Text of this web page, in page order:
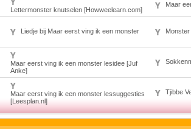
Lettermonster knutselen [Howweelearn.com]
Maar
Liedje bij Maar eerst ving ik een monster
Maar eerst ving ik een monster lesidee [Juf
Anke]
Maar eerst ving ik een monster lessuggesties
[Leesplan.nl]
Tjibbe